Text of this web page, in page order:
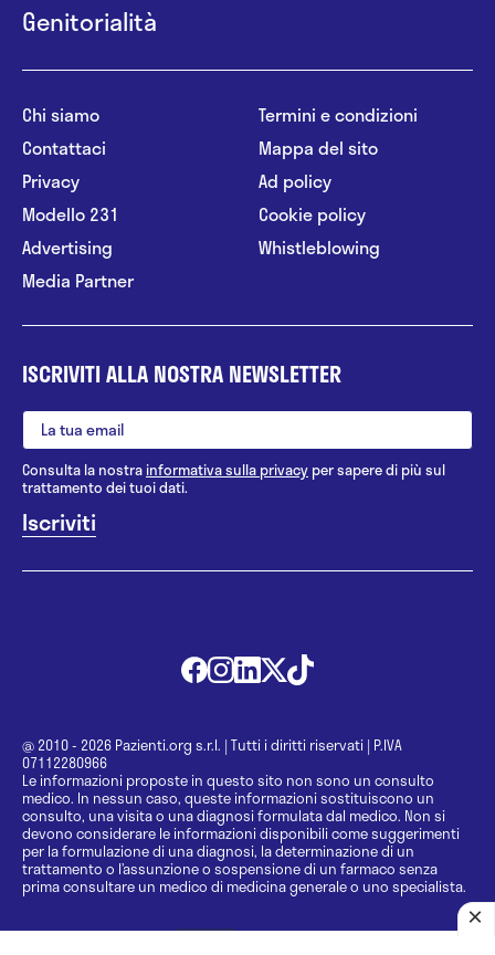
Genitorialità
Chi siamo
Contattaci
Privacy
Modello 231
Advertising
Media Partner
Termini e condizioni
Mappa del sito
Ad policy
Cookie policy
Whistleblowing
ISCRIVITI ALLA NOSTRA NEWSLETTER
Consulta la nostrainformativa sulla privacy per sapere di più sul
trattamento dei tuoi dati.
@ 2010 - 2026 Pazienti.org s.r.l. | Tutti i diritti riservati | P.IVA
07112280966
Le informazioni proposte in questo sito non sono un consulto
medico. In nessun caso, queste informazioni sostituiscono un
consulto, una visita o una diagnosi formulata dal medico. Non si
devono considerare le informazioni disponibili come suggerimenti
per la formulazione di una diagnosi, la determinazione di un
trattamento o l’assunzione o sospensione di un farmaco senza
prima consultare un medico di medicina generale o uno specialista.